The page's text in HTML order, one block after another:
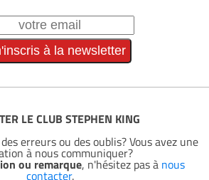
LE CLUB STEPHEN KING
erreurs ou des oublis? Vous avez une
à nous communiquer?
ou remarque, n'hésitez pas à nous
contacter.